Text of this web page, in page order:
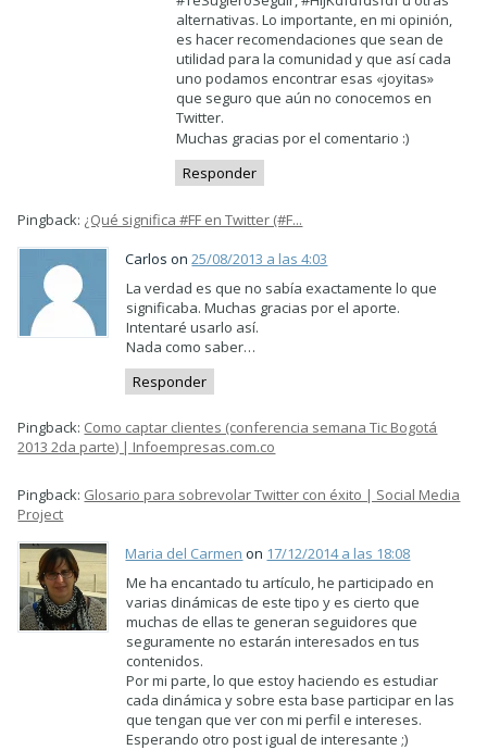
alternativas. Lo importante, en mi opinión,
es hacer recomendaciones que sean de
utilidad para la comunidad y que así cada
uno podamos encontrar esas «joyitas»
que seguro que aún no conocemos en
Twitter.
Muchas gracias por el comentario :)
Responder
Pingback: ¿Qué significa #FF en Twitter (#F...
Carlos on25/08/2013 a las 4:03
La verdad es que no sabía exactamente lo que
significaba. Muchas gracias por el aporte.
Intentaré usarlo así.
Nada como saber…
Responder
Pingback: Como captar clientes (conferencia semana Tic Bogotá
2013 2da parte) | Infoempresas.com.co
Pingback: Glosario para sobrevolar Twitter con éxito | Social Media
Project
Maria del Carmen on 17/12/2014 a las 18:08
Me ha encantado tu artículo, he participado en
varias dinámicas de este tipo y es cierto que
muchas de ellas te generan seguidores que
seguramente no estarán interesados en tus
contenidos.
Por mi parte, lo que estoy haciendo es estudiar
cada dinámica y sobre esta base participar en las
que tengan que ver con mi perfil e intereses.
Esperando otro post igual de interesante ;)